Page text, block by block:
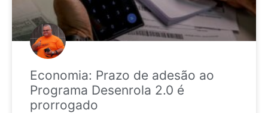
Economia: Prazo de adesão ao
Programa Desenrola 2.0 é
prorrogado